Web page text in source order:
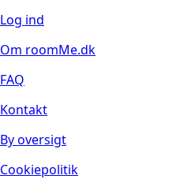
Log ind
Om roomMe.dk
FAQ
Kontakt
By oversigt
Cookiepolitik